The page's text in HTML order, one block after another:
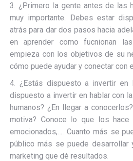
3. ¿Primero la gente antes de las
muy importante. Debes estar
atrás para dar dos pasos hacia
en aprender como fucnionan
empieza con los objetivos de su
cómo puede ayudar y conectar con
4. ¿Estás dispuesto a invertir en
dispuesto a invertir en hablar con
humanos? ¿En llegar a
motiva? Conoce lo que los
emocionados,…. Cuanto más se
público más se puede
marketing que dé resultados.